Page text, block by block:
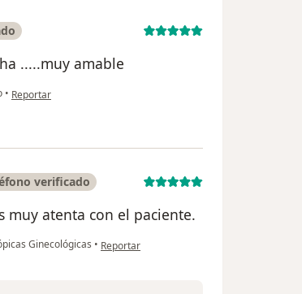
.....muy amable
• en opinión del usuario Elida Huaman
Reportar
verificado
muy atenta con el paciente.
Ginecológicas • en opinión del usuario Elizabeth Jimenez
Reportar